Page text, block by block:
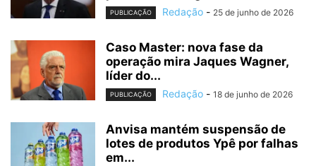
PUBLICAÇÃO Redação - 25 de junho de 2026
Caso Master: nova fase da
operação mira Jaques Wagner,
líder do...
PUBLICAÇÃO Redação - 18 de junho de 2026
Anvisa mantém suspensão de
lotes de produtos Ypê por falhas
em...